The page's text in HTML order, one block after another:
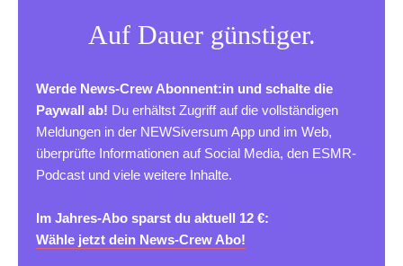
Auf Dauer günstiger.
Werde News-Crew Abonnent:in und schalte die
Paywall ab! Du erhältst Zugriff auf die vollständigen
Meldungen in der NEWSiversum App und im Web,
überprüfte Informationen auf Social Media, den ESMR-
Podcast und viele weitere Inhalte.
Im Jahres-Abo sparst du aktuell 12 €:
Wähle jetzt dein News-Crew Abo!